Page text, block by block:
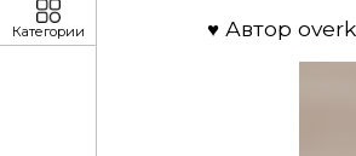
♥ Автор
Категории